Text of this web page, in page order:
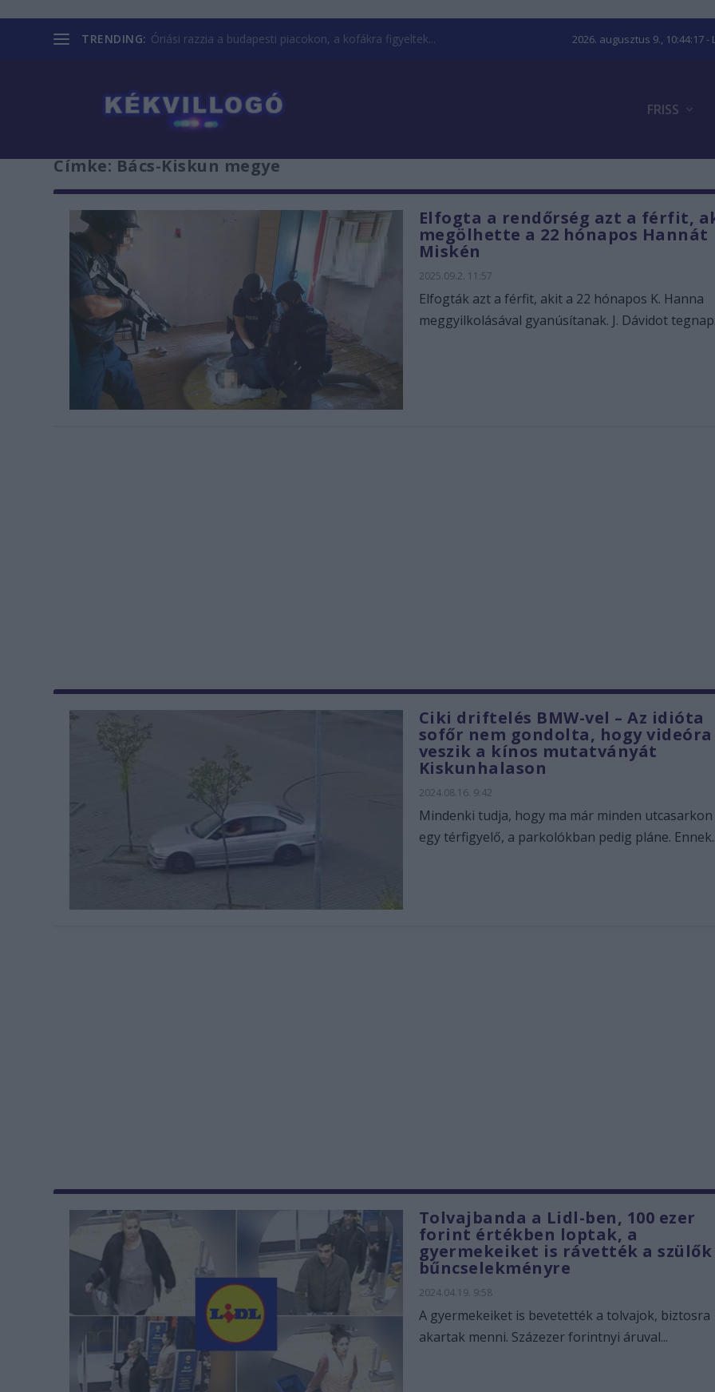
TRENDING: Óriási razzia a budapesti piacokon, a kofákra figyeltek... 2026. augusztus 9., 10:44:18-
FRISS
Címke:Bács-Kiskun megye
Elfogta a rendőrség azt a férfit,
megölhette a 22 hónapos Hannát
Miskén
2025.09.2. 11:57
Elfogták azt a férfit, akit a 22 hónapos K. Hanna
meggyilkolásával gyanúsítanak. J. Dávidot
Ciki driftelés BMW-vel – Az idióta
sofőr nem gondolta, hogy videóra
veszik a kínos mutatványát
Kiskunhalason
2024.08.16. 9:42
Mindenki tudja, hogy ma már minden utcasarkon
egy térfigyelő, a parkolókban pedig pláne.
Tolvajbanda a Lidl-ben, 100 ezer
forint értékben loptak, a
gyermekeiket is rávették a szülők
bűncselekményre
2024.04.19. 9:58
A gyermekeiket is bevetették a tolvajok, biztosra
akartak menni. Százezer forintnyi áruval...